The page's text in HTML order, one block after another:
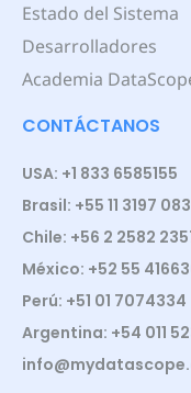
Estado del Sistema
Desarrolladores
Academia
CONTÁCTANOS
USA: +1 833 6585155
Brasil: +55 11 3197
Chile: +56 2 2582
México: +52 55
Perú: +51 01 7074334
Argentina: +54 011